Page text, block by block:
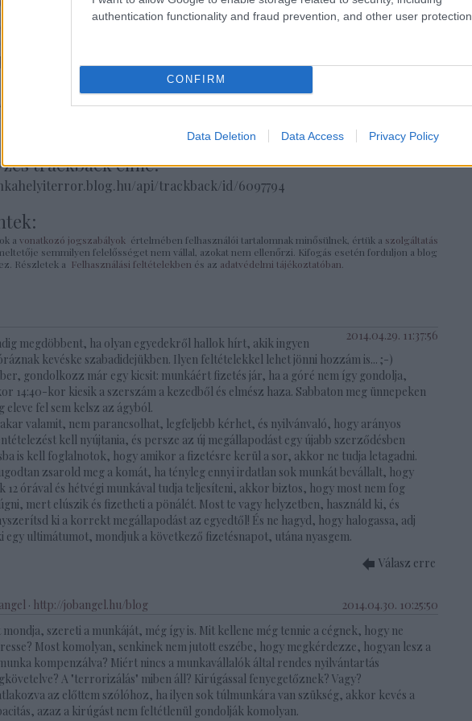
authentication functionality and fraud prevention, and other user protection.
CONFIRM
Data Deletion Data Access Privacy Policy
Álláskeresés
egyedülálló
anyaként
innen fogok
nyugdíjba menni
trackback címe:
api/trackback/id/6097794
a vonatkozó jogszabályok értelmében felhasználói tartalomnak minősülnek, értük a szolgáltatás
semmilyen felelősséget nem vállal, azokat nem ellenőrzi. Kifogás esetén forduljon a blog
Részletek a Felhasználási feltételekben és az adatvédelmi tájékoztatóban
2014.04.29. 11:37:56
megdöbbent, ha olyan egyedekről hallok hírt, akik ingyen
kevéske szabadidejükben. Ilyen feltételekkel lehet jönni hozzám is... ;-)
gondolkozz már egy kicsit: munkáért fizetés jár, ha a góré nem így gondolja,
14:40-kor kiesik a szerszám a kezedből és elmész haza. Sabbaton meg ünnepeken
eleve fel sem kelsz az ágyból.
valamit, nem parancsolhat, legfeljebb kérhet, és nyilvánvaló, hogy arányos
kell nyújtania, és persze az új megállapodást egy újabb szerződésben
is kell foglalnotok, hogy amikor a fizetésre kerül a sor, akkor ne tudja letagadni.
zsarold meg a komát, ha tényleg ennyi irdatlan sok munkát bevállalt, hogy
12 órával és hétvégi munkával tudja teljesíteni, akkor biztos, hogy most nem fog
mert elúszik és fizetheti a pönálét. Most te vagy helyzetben, használd ki, és
ki a korrekt megállapodást az egyedtől! És ne hagyd, hogy halogassa, adj
egy ultimátumot, mondjuk a következő fizetésnapot, utána nyasgem.
Válasz erre
· http://jobangel.hu/blog
2014.04.30. 10:25:50
szereti a munkáját, még így is. Mit kellene még tennie a cégnek, hogy ne
Most komolyan, senkinek nem jutott eszébe, hogy megkérdezze, hogyan lesz a
kompenzálva? Miért nincs a munkavállalók által rendes nyilvántartás
A "terrorizálás" miben áll? Kirúgással fenyegetőznek? Vagy?
az előttem szólóhoz, ha ilyen sok túlmunkára van szükség, akkor kevés a
azaz a kirúgást nem feltétlenül gondolják komolyan.